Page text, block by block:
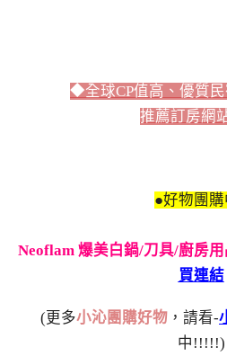
◆全球CP值高、優質
推薦訂房網
●好物團
Neoflam 爆美白鍋/刀具/廚房用
買連結
(更多小沁團購好物 ，請看-
中!!!!!)